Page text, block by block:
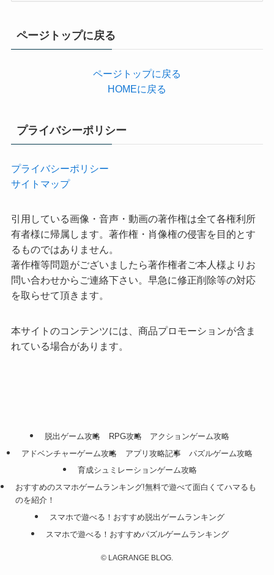
ページトップに戻る
ページトップに戻る
HOMEに戻る
プライバシーポリシー
プライバシーポリシー
サイトマップ
引用している画像・音声・動画の著作権は全て各権利所
有者様に帰属します。著作権・肖像権の侵害を目的とす
るものではありません。
著作権等問題がございましたら著作権者ご本人様よりお
問い合わせからご連絡下さい。早急に修正削除等の対応
を取らせて頂きます。
本サイトのコンテンツには、商品プロモーションが含ま
れている場合があります。
脱出ゲーム攻略 RPG攻略
アクションゲーム攻略
アドベンチャーゲーム攻略
アプリ攻略記事
パズルゲーム攻略
育成シュミレーションゲーム攻略
おすすめのスマホゲームランキング!無料で遊べて面白くてハマるも
のを紹介！
スマホで遊べる！おすすめ脱出ゲームランキング
スマホで遊べる！おすすめパズルゲームランキング
© LAGRANGE BLOG.